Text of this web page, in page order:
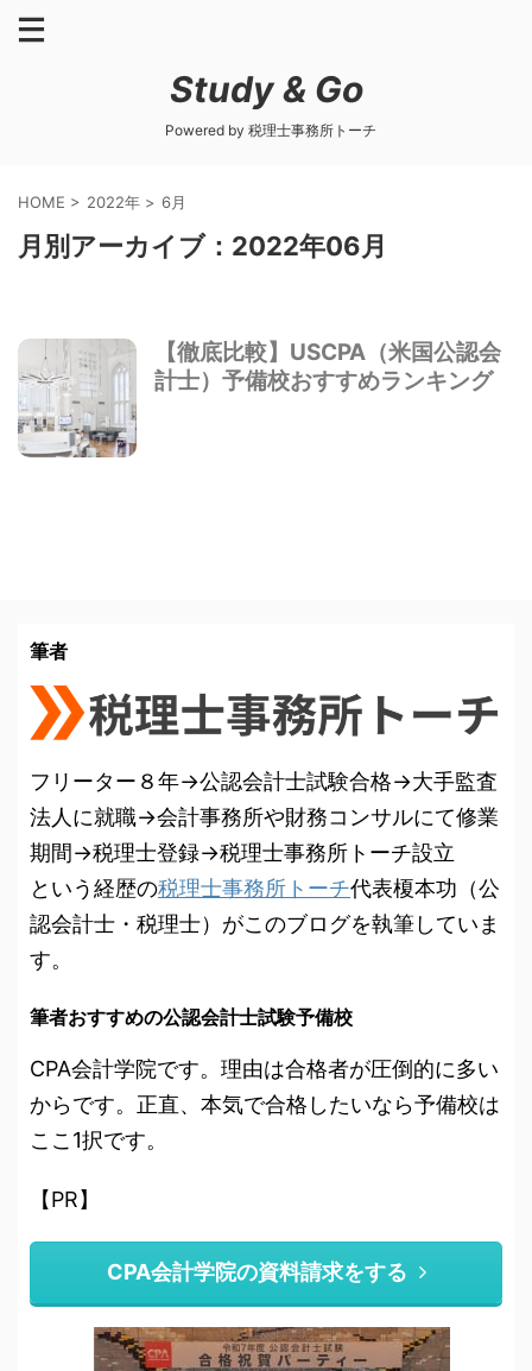
Study & Go
Powered by 税理士事務所トーチ
HOME > 2022年 > 6月
月別アーカイブ：2022年06月
【徹底比較】USCPA（米国公認会
計士）予備校おすすめランキング
筆者
フリーター８年→公認会計士試験合格→大手監査
法人に就職→会計事務所や財務コンサルにて修業
期間→税理士登録→税理士事務所トーチ設立
という経歴の税理士事務所トーチ代表榎本功（公
認会計士・税理士）がこのブログを執筆していま
す。
筆者おすすめの公認会計士試験予備校
CPA会計学院です。理由は合格者が圧倒的に多い
からです。正直、本気で合格したいなら予備校は
ここ1択です。
【PR】
CPA会計学院の資料請求をする